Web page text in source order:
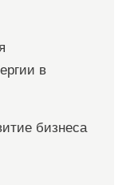
в
бизнеса